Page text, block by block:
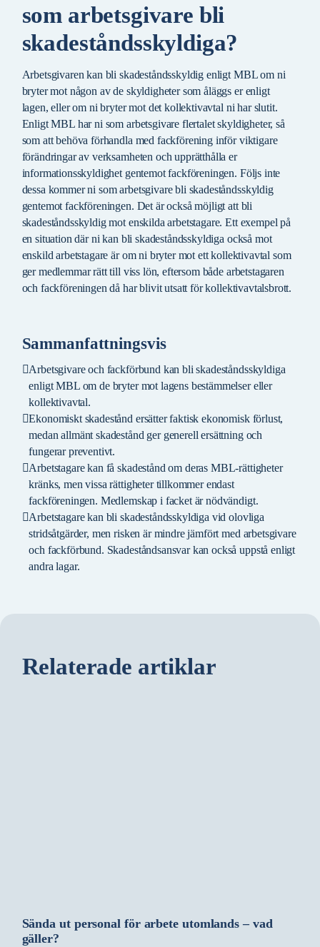
som arbetsgivare bli
skadeståndsskyldiga?
Arbetsgivaren kan bli skadeståndsskyldig enligt MBL om ni
bryter mot någon av de skyldigheter som åläggs er enligt
lagen, eller om ni bryter mot det kollektivavtal ni har slutit.
Enligt MBL har ni som arbetsgivare flertalet skyldigheter, så
som att behöva förhandla med fackförening inför viktigare
förändringar av verksamheten och upprätthålla er
informationsskyldighet gentemot fackföreningen. Följs inte
dessa kommer ni som arbetsgivare bli skadeståndsskyldig
gentemot fackföreningen. Det är också möjligt att bli
skadeståndsskyldig mot enskilda arbetstagare. Ett exempel på
en situation där ni kan bli skadeståndsskyldiga också mot
enskild arbetstagare är om ni bryter mot ett kollektivavtal som
ger medlemmar rätt till viss lön, eftersom både arbetstagaren
och fackföreningen då har blivit utsatt för kollektivavtalsbrott.
Sammanfattningsvis
Arbetsgivare och fackförbund kan bli skadeståndsskyldiga
enligt MBL om de bryter mot lagens bestämmelser eller
kollektivavtal.
Ekonomiskt skadestånd ersätter faktisk ekonomisk förlust,
medan allmänt skadestånd ger generell ersättning och
fungerar preventivt.
Arbetstagare kan få skadestånd om deras MBL-rättigheter
kränks, men vissa rättigheter tillkommer endast
fackföreningen. Medlemskap i facket är nödvändigt.
Arbetstagare kan bli skadeståndsskyldiga vid olovliga
stridsåtgärder, men risken är mindre jämfört med arbetsgivare
och fackförbund. Skadeståndsansvar kan också uppstå enligt
andra lagar.
Relaterade artiklar
Sända ut personal för arbete utomlands – vad
gäller?